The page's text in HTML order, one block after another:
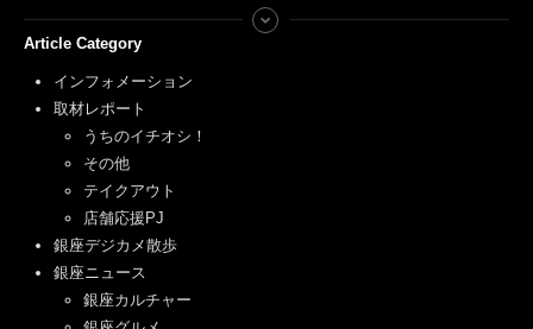
Article Category
インフォメーション
取材レポート
うちのイチオシ！
その他
テイクアウト
店舗応援PJ
銀座デジカメ散歩
銀座ニュース
銀座カルチャー